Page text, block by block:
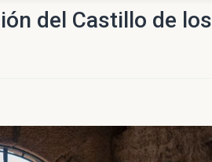
del Castillo de los